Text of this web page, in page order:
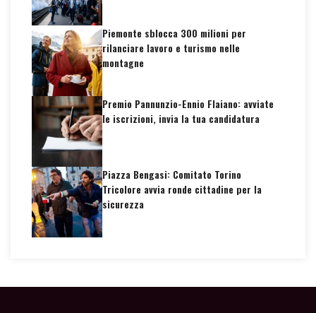
Piemonte sblocca 300 milioni per
rilanciare lavoro e turismo nelle
montagne
Premio Pannunzio-Ennio Flaiano: avviate
le iscrizioni, invia la tua candidatura
Piazza Bengasi: Comitato Torino
Tricolore avvia ronde cittadine per la
sicurezza